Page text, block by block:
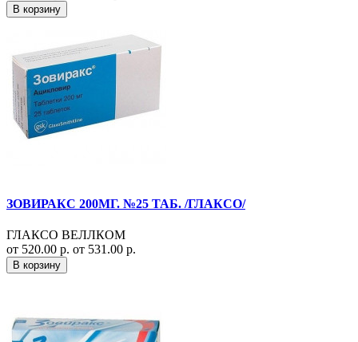
В корзину
ЗОВИРАКС 200МГ. №25 ТАБ. /ГЛАКСО/
ГЛАКСО ВЕЛЛКОМ
от 520.00 р. от 531.00 р.
В корзину